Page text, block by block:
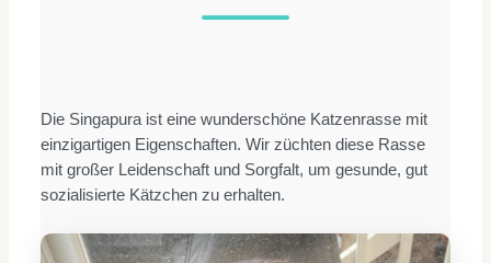
Die Singapura ist eine wunderschöne Katzenrasse mit
einzigartigen Eigenschaften. Wir züchten diese Rasse
mit großer Leidenschaft und Sorgfalt, um gesunde, gut
sozialisierte Kätzchen zu erhalten.